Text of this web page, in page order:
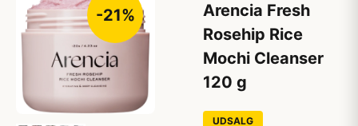
-21%
Arencia Fresh
Rosehip Rice
Mochi Cleanser
120 g
UDSALG